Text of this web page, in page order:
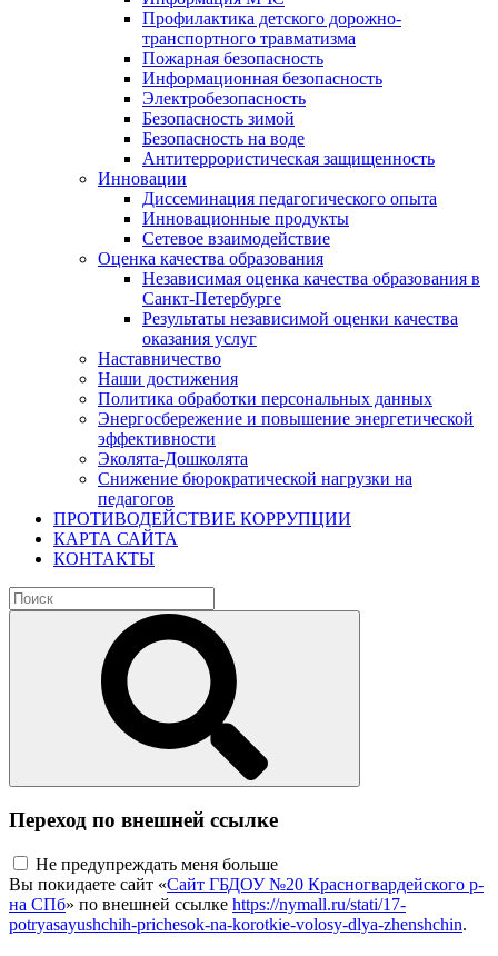
Профилактика детского дорожно-
транспортного травматизма
Пожарная безопасность
Информационная безопасность
Электробезопасность
Безопасность зимой
Безопасность на воде
Антитеррористическая защищенность
Инновации
Диссеминация педагогического опыта
Инновационные продукты
Сетевое взаимодействие
Оценка качества образования
Независимая оценка качества образования в
Санкт-Петербурге
Результаты независимой оценки качества
оказания услуг
Наставничество
Наши достижения
Политика обработки персональных данных
Энергосбережение и повышение энергетической
эффективности
Эколята-Дошколята
Снижение бюрократической нагрузки на
педагогов
ПРОТИВОДЕЙСТВИЕ КОРРУПЦИИ
КАРТА САЙТА
КОНТАКТЫ
Переход по внешней ссылке
Не предупреждать меня больше
Вы покидаете сайт «Сайт ГБДОУ №20 Красногвардейского р-
на СПб» по внешней ссылке https://nymall.ru/stati/17-
potryasayushchih-prichesok-na-korotkie-volosy-dlya-zhenshchin.